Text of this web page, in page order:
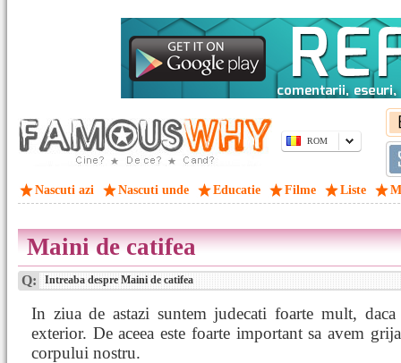
ROM
Nascuti azi Nascuti unde Educatie Filme Liste
Maini de catifea
Q: Intreaba despre Maini de catifea
In ziua de astazi suntem judecati foarte mult,
exterior. De aceea este foarte important sa avem
corpului nostru.